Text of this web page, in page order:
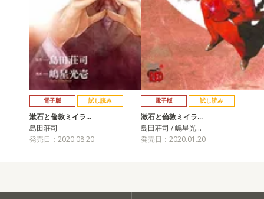
電子版 試し読み
漱石と倫敦ミイラ…
島田荘司
発売日：2020.08.20
電子版 試し読み
漱石と倫敦ミイラ…
島田荘司 / 嶋星光…
発売日：2020.01.20